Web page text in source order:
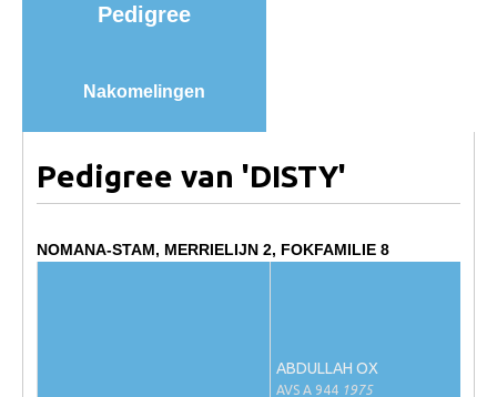
Informatie overschrijven paspoort
Marktplaats
Veel gestelde vragen
Pedigree
Nakomelingen
Pedigree van 'DISTY'
NOMANA-STAM, MERRIELIJN 2, FOKFAMILIE 8
ABDULLAH OX
AVS A 944 1975